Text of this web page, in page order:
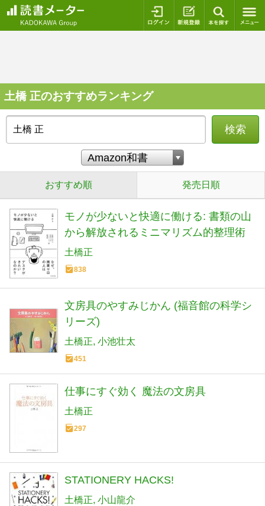
ログイン 新規登録
土橋 正のおすすめランキング
検索
おすすめ順 発売日順
モノが少ないと快適に働ける: 書類の山
から解放されるミニマリズム的整理術
土橋正
838
文房具のやすみじかん (福音館の科学シ
リーズ)
土橋正 小池壮太
451
仕事にすぐ効く 魔法の文房具
土橋正
297
STATIONERY HACKS!
土橋正 小山龍介